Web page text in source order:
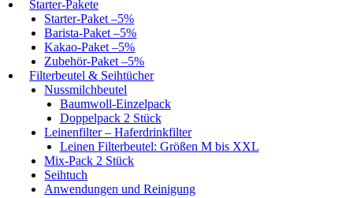
Starter-Pakete
Starter-Paket –5%
Barista-Paket –5%
Kakao-Paket –5%
Zubehör-Paket –5%
Filterbeutel & Seihtücher
Nussmilchbeutel
Baumwoll-Einzelpack
Doppelpack 2 Stück
Leinenfilter – Haferdrinkfilter
Leinen Filterbeutel: Größen M bis XXL
Mix-Pack 2 Stück
Seihtuch
Anwendungen und Reinigung